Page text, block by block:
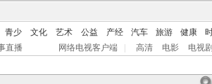
青少 文化 艺术 公益 产经 汽车 旅游 健康
直播 网络电视客户端 高清 电影 电视剧